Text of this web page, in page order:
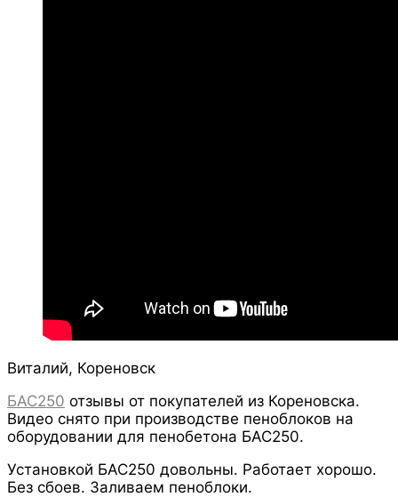
Виталий, Кореновск
БАС250 отзывы от покупателей из Кореновска.
Видео снято при производстве пеноблоков на
оборудовании для пенобетона БАС250.
Установкой БАС250 довольны. Работает хорошо.
Без сбоев. Заливаем пеноблоки.